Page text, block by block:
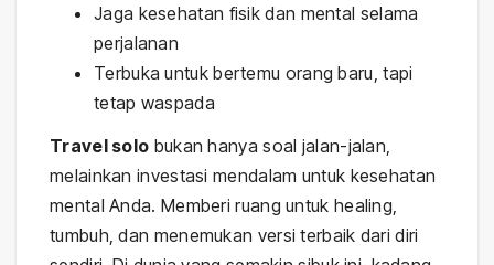
Jaga kesehatan fisik dan mental selama
perjalanan
Terbuka untuk bertemu orang baru, tapi
tetap waspada
Travel solo bukan hanya soal jalan-jalan,
melainkan investasi mendalam untuk kesehatan
mental Anda. Memberi ruang untuk healing,
tumbuh, dan menemukan versi terbaik dari diri